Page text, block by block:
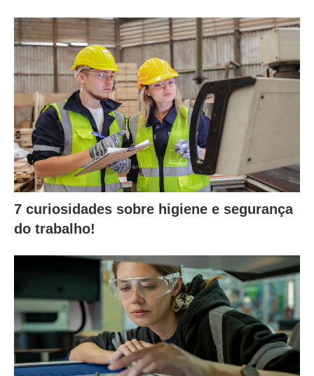
7 curiosidades sobre higiene e segurança
do trabalho!